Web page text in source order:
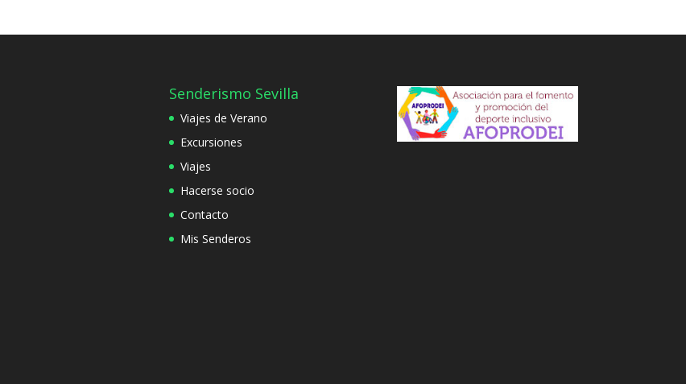
Senderismo Sevilla
Viajes de Verano
Excursiones
Viajes
Hacerse socio
Contacto
Mis Senderos